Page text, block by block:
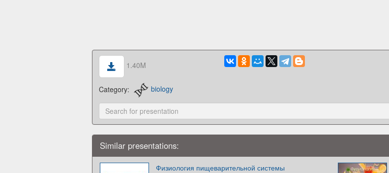
1.40M
Category: biology
Similar presentations:
Физиология пищеварительной системы